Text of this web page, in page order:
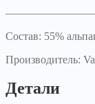
Состав: 55%
Производитель:
Детали